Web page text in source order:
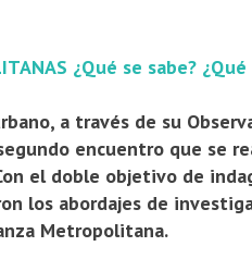
¿Qué se sabe?
a través de su
encuentro que se
el doble objetivo de
los abordajes de
Metropolitana.